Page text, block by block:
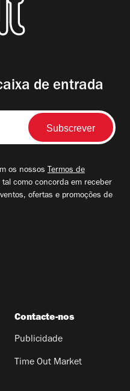
de entrada
os nossos Termos de
tal como concorda em receber
ofertas e promoções de
Contacte-nos
Publicidade
Time Out Market